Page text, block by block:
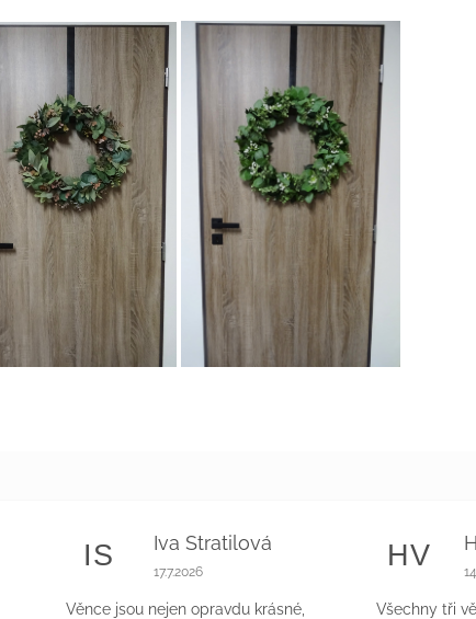
z 5 hvězdiček.
IS Iva Stratilová
Hodnocení obchodu je 5 z 5 hvězdiček.
17.7.2026
Věnce jsou nejen opravdu krásné,
HV
Všechny tři